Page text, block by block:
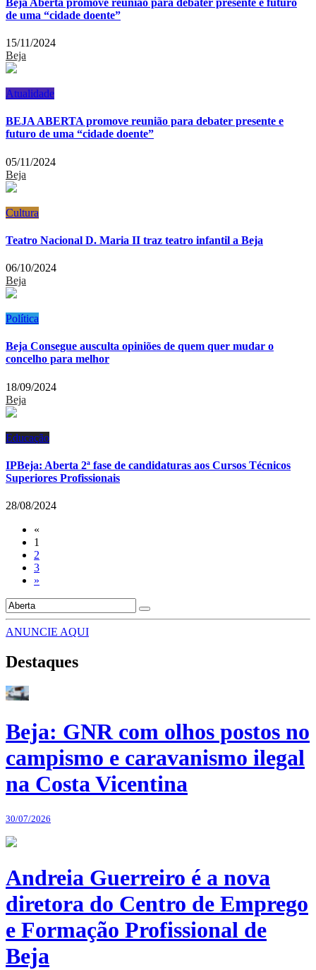
de uma “cidade doente”
15/11/2024
Beja
Atualidade
BEJA ABERTA promove reunião para debater presente e
futuro de uma “cidade doente”
05/11/2024
Beja
Cultura
Teatro Nacional D. Maria II traz teatro infantil a Beja
06/10/2024
Beja
Política
Beja Consegue ausculta opiniões de quem quer mudar o
concelho para melhor
18/09/2024
Beja
Educação
IPBeja: Aberta 2ª fase de candidaturas aos Cursos Técnicos
Superiores Profissionais
28/08/2024
«
1
2
3
»
ANUNCIE AQUI
Destaques
Beja: GNR com olhos postos no
campismo e caravanismo ilegal
na Costa Vicentina
30/07/2026
Andreia Guerreiro é a nova
diretora do Centro de Emprego
e Formação Profissional de
Beja